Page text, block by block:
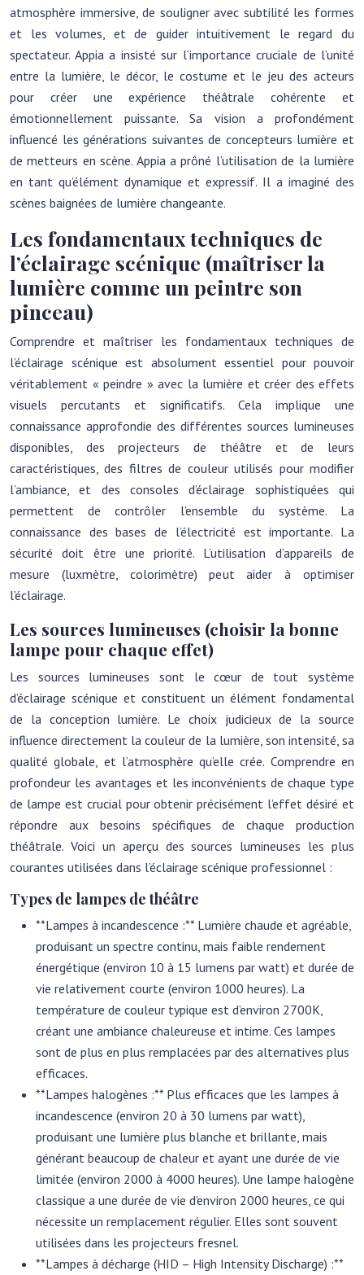
atmosphère immersive, de souligner avec subtilité les formes
et les volumes, et de guider intuitivement le regard du
spectateur. Appia a insisté sur l’importance cruciale de l’unité
entre la lumière, le décor, le costume et le jeu des acteurs
pour créer une expérience théâtrale cohérente et
émotionnellement puissante. Sa vision a profondément
influencé les générations suivantes de concepteurs lumière et
de metteurs en scène. Appia a prôné l’utilisation de la lumière
en tant qu’élément dynamique et expressif. Il a imaginé des
scènes baignées de lumière changeante.
Les fondamentaux techniques de
l’éclairage scénique (maîtriser la
lumière comme un peintre son
pinceau)
Comprendre et maîtriser les fondamentaux techniques de
l’éclairage scénique est absolument essentiel pour pouvoir
véritablement « peindre » avec la lumière et créer des effets
visuels percutants et significatifs. Cela implique une
connaissance approfondie des différentes sources lumineuses
disponibles, des projecteurs de théâtre et de leurs
caractéristiques, des filtres de couleur utilisés pour modifier
l’ambiance, et des consoles d’éclairage sophistiquées qui
permettent de contrôler l’ensemble du système. La
connaissance des bases de l’électricité est importante. La
sécurité doit être une priorité. L’utilisation d’appareils de
mesure (luxmètre, colorimètre) peut aider à optimiser
l’éclairage.
Les sources lumineuses (choisir la bonne
lampe pour chaque effet)
Les sources lumineuses sont le cœur de tout système
d’éclairage scénique et constituent un élément fondamental
de la conception lumière. Le choix judicieux de la source
influence directement la couleur de la lumière, son intensité, sa
qualité globale, et l’atmosphère qu’elle crée. Comprendre en
profondeur les avantages et les inconvénients de chaque type
de lampe est crucial pour obtenir précisément l’effet désiré et
répondre aux besoins spécifiques de chaque production
théâtrale. Voici un aperçu des sources lumineuses les plus
courantes utilisées dans l’éclairage scénique professionnel :
Types de lampes de théâtre
**Lampes à incandescence :** Lumière chaude et agréable,
produisant un spectre continu, mais faible rendement
énergétique (environ 10 à 15 lumens par watt) et durée de
vie relativement courte (environ 1000 heures). La
température de couleur typique est d’environ 2700K,
créant une ambiance chaleureuse et intime. Ces lampes
sont de plus en plus remplacées par des alternatives plus
efficaces.
**Lampes halogènes :** Plus efficaces que les lampes à
incandescence (environ 20 à 30 lumens par watt),
produisant une lumière plus blanche et brillante, mais
générant beaucoup de chaleur et ayant une durée de vie
limitée (environ 2000 à 4000 heures). Une lampe halogène
classique a une durée de vie d’environ 2000 heures, ce qui
nécessite un remplacement régulier. Elles sont souvent
utilisées dans les projecteurs fresnel.
**Lampes à décharge (HID – High Intensity Discharge) :**